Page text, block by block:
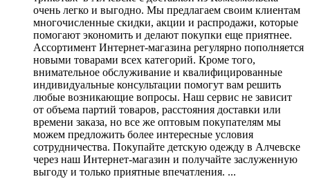
очень легко и выгодно. Мы предлагаем своим клиентам
многочисленные скидки, акции и распродажи, которые
помогают экономить и делают покупки еще приятнее.
Ассортимент Интернет-магазина регулярно пополняется
новыми товарами всех категорий. Кроме того,
внимательное обслуживание и квалифицированные
индивидуальные консультации помогут вам решить
любые возникающие вопросы. Наш сервис не зависит
от объема партий товаров, расстояния доставки или
времени заказа, но все же оптовым покупателям мы
можем предложить более интересные условия
сотрудничества. Покупайте детскую одежду в Алчевске
через наш Интернет-магазин и получайте заслуженную
выгоду и только приятные впечатления. ...